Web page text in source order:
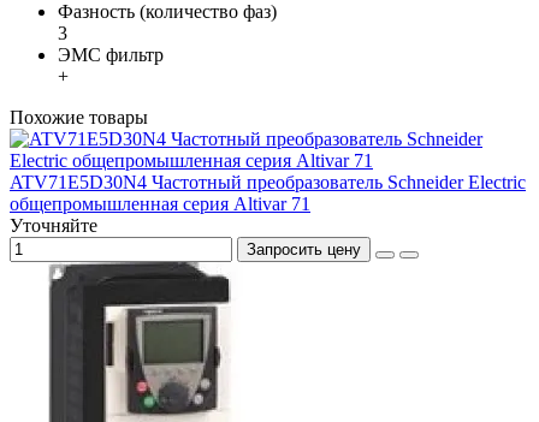
Фазность (количество фаз)
3
ЭМС фильтр
+
Похожие товары
ATV71E5D30N4 Частотный преобразователь Schneider Electric
общепромышленная серия Altivar 71
Уточняйте
Запросить цену